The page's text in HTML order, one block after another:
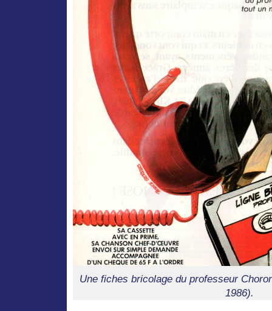
Une fiches bricolage du professeur
1986).